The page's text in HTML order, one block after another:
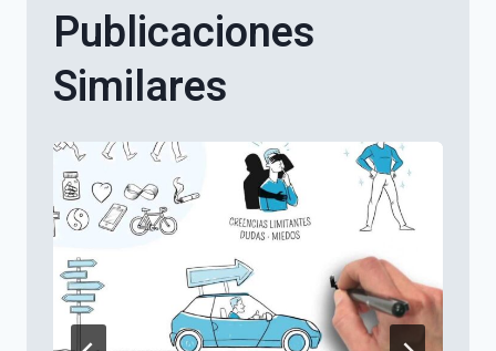
Publicaciones
Similares